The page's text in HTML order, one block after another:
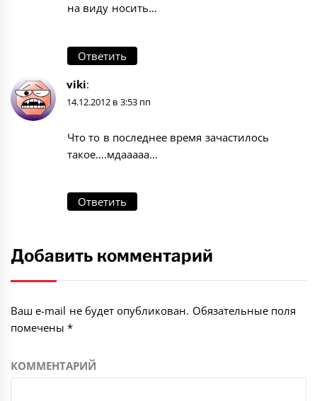
на виду носить…
Ответить
viki:
14.12.2012 в 3:53 пп
Что то в последнее время зачастилось
такое….мдааааа…
Ответить
Добавить комментарий
Ваш e-mail не будет опубликован. Обязательные поля
помечены*
КОММЕНТАРИЙ